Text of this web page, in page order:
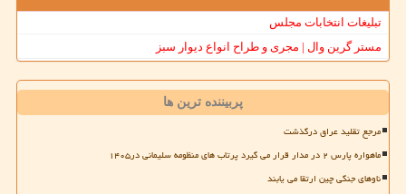
تبلیغات انتخابات مجلس
مستر گرین وال | مجری و طراح انواع دیوار سبز
پربیننده ترین ها
مرجع تقلید عراق درگذشت
ماهواره پارس ۲ در مدار قرار می گیرد پرتاب های منظومه سلیمانی در۱۴۰۵
ناوهای جنگی چین ارتقا می یابند